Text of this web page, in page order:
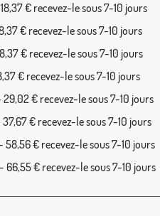
€ recevez-le sous 7-10 jours
€ recevez-le sous 7-10 jours
€ recevez-le sous 7-10 jours
€ recevez-le sous 7-10 jours
29,02 € recevez-le sous 7-10 jours
€ recevez-le sous 7-10 jours
58,56 € recevez-le sous 7-10 jours
66,55 € recevez-le sous 7-10 jours